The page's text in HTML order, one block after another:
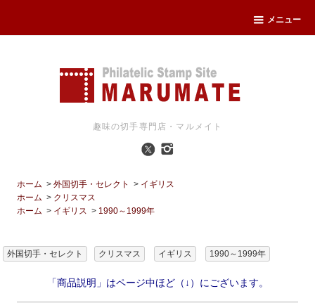
メニュー
趣味の切手専門店・マルメイト
ホーム >外国切手・セレクト > イギリス
ホーム > クリスマス
ホーム > イギリス > 1990～1999年
外国切手・セレクト クリスマス イギリス 1990～1999年
「商品説明」はページ中ほど（↓）にございます。